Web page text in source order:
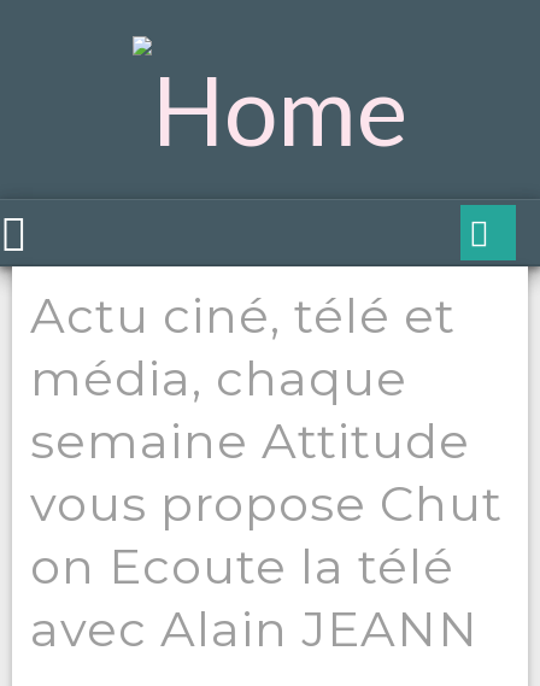
Actu ciné, télé et
média, chaque
semaine Attitude
vous propose Chut
on Ecoute la télé
avec Alain JEANN